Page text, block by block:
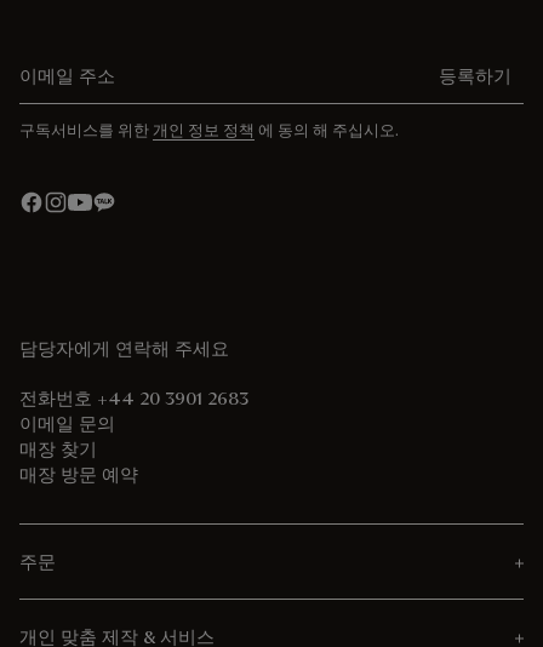
등록하기
구독서비스를 위한 개인 정보 정책 에 동의 해 주십시오.
담당자에게 연락해 주세요
전화번호 +44 20 3901 2683
이메일 문의
매장 찾기
매장 방문 예약
주문
개인 맞춤 제작 & 서비스